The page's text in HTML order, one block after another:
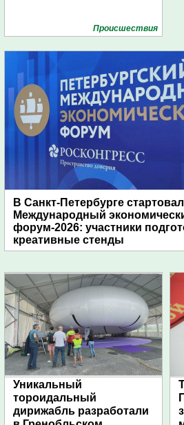
Проиcшествия
В Санкт-Петербурге стартовал
Международный
форум-2026: участники
креативные стенды
Уникальный
тороидальный
дирижабль разработали